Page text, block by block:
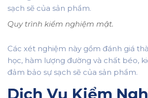
Quy trình kiểm nghiệm mật.
Các xét nghiệm này gồm đánh giá
học, hàm lượng đường và chất béo,
đảm bảo sự sạch sẽ của sản phẩm.